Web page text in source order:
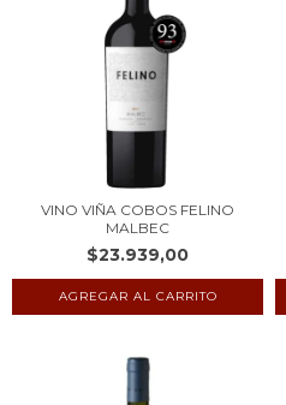
VINO VIÑA COBOS FELINO
MALBEC
$23.939,00